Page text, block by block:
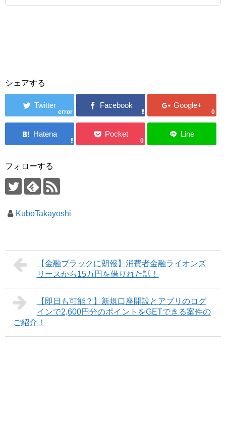
シェアする
error 0
0
フォローする
KuboTakayoshi
【金融ブラックに朗報】消費者金融ライオンズ
リースから15万円を借りれた話！
【即日も可能？】新規口座開設とアプリのログ
インで2,600円分のポイントをGETできる案件の
ご紹介！